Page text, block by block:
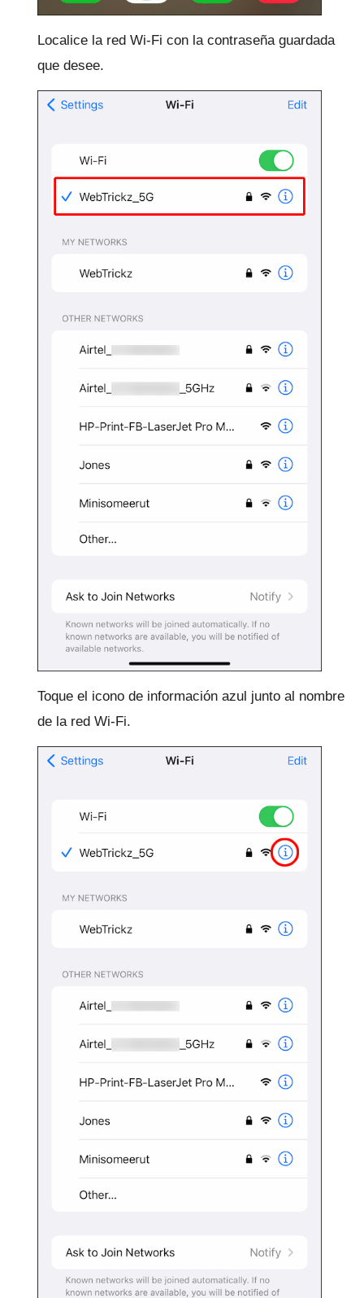
Localice la red Wi-Fi con la contraseña guardada
que desee.
Toque el icono de información azul junto al nombre
de la red Wi-Fi.